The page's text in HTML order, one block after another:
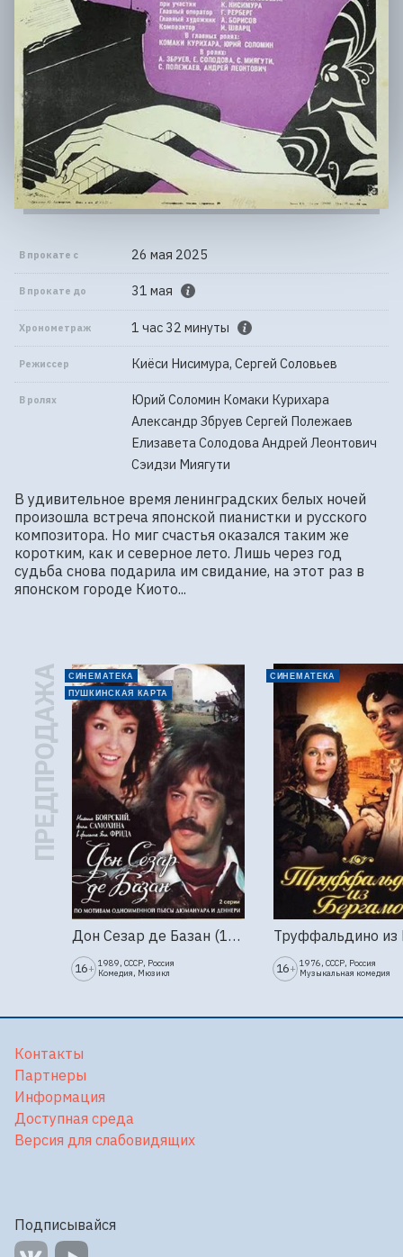
В прокате с 26 мая 2025
В прокате до 31 мая
Хронометраж 1 час 32 минуты
Режиссер Киёси Нисимура, Сергей Соловьев
В ролях
Юрий Соломин Комаки Курихара
Александр Збруев Сергей Полежаев
Елизавета Солодова Андрей Леонтович
Сэидзи Миягути
В удивительное время ленинградских белых ночей
произошла встреча японской пианистки и русского
композитора. Но миг счастья оказался таким же
коротким, как и северное лето. Лишь через год
судьба снова подарила им свидание, на этот раз в
японском городе Киото...
ПРЕДПРОДАЖА
СИНЕМАТЕКА
ПУШКИНСКАЯ КАРТА
Дон Сезар де Базан (1989г., Ленфильм, 2 серии)
16+ 1989, СССР, Россия
Комедия, Мюзикл
СИНЕМАТЕКА
16+ 1976, СССР, Россия
Музыкальная комедия
Контакты
Партнеры
Информация
Доступная среда
Версия для слабовидящих
Подписывайся